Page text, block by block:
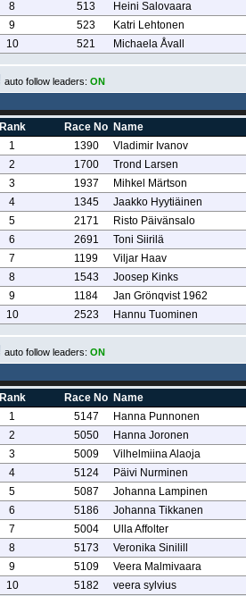
8
513
Heini Salovaara
9
523
Katri Lehtonen
10
521 Michaela Åvall
auto follow leaders: ON
Rank Race No Name
1
1390
Vladimir Ivanov
2
1700
Trond Larsen
3
1937
Mihkel Märtson
4
1345
Jaakko Hyytiäinen
5
2171
Risto Päivänsalo
6
2691
Toni Siirilä
7
1199
Viljar Haav
8
1543
Joosep Kinks
9
1184
Jan Grönqvist 1962
10
2523 Hannu Tuominen
auto follow leaders: ON
Rank Race No Name
1
5147
Hanna Punnonen
2
5050
Hanna Joronen
3
5009
Vilhelmiina Alaoja
4
5124
Päivi Nurminen
5
5087
Johanna Lampinen
6
5186
Johanna Tikkanen
7
5004
Ulla Affolter
8
5173
Veronika Sinilill
9
5109
Veera Malmivaara
10
5182 veera sylvius